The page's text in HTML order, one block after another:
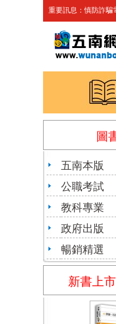
重要訊息：慎防詐騙
圖
五南本版
公職考試
教科專業
政府出版
暢銷精選
新書上市